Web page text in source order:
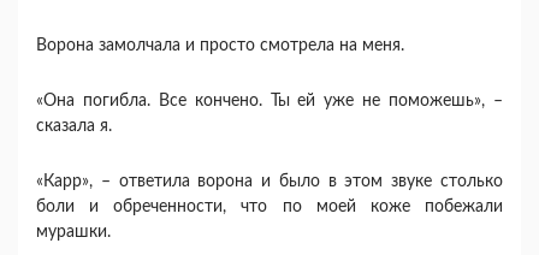
Ворона замолчала и просто смотрела на меня.
«Она погибла. Все кончено. Ты ей уже не поможешь», –
сказала я.
«Карр», – ответила ворона и было в этом звуке столько
боли и обреченности, что по моей коже побежали
мурашки.